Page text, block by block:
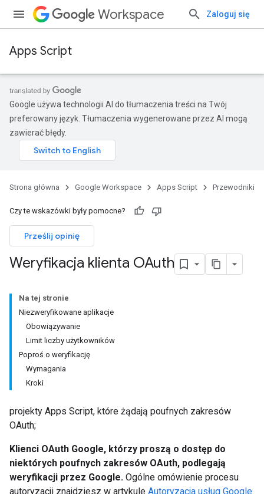
Workspace Zaloguj się
Apps Script
Google używa technologii AI do tłumaczenia treści na Twój
preferowany język. Tłumaczenia wygenerowane przez AI mogą
zawierać błędy.
Strona główna Google Workspace Apps Script Przewodniki
Czy te wskazówki były pomocne?
Prześlij opinię
Weryfikacja klienta OAuth
Na tej stronie
Niezweryfikowane aplikacje
Obowiązywanie
Limit liczby użytkowników
Poproś o weryfikację
Wymagania
Kroki
projekty Apps Script, które żądają poufnych zakresów
OAuth;
Klienci OAuth Google, którzy proszą o dostęp do
niektórych poufnych zakresów OAuth, podlegają
weryfikacji przez Google. Ogólne omówienie procesu
autoryzacji znajdziesz w artykule Autoryzacja usług Google.